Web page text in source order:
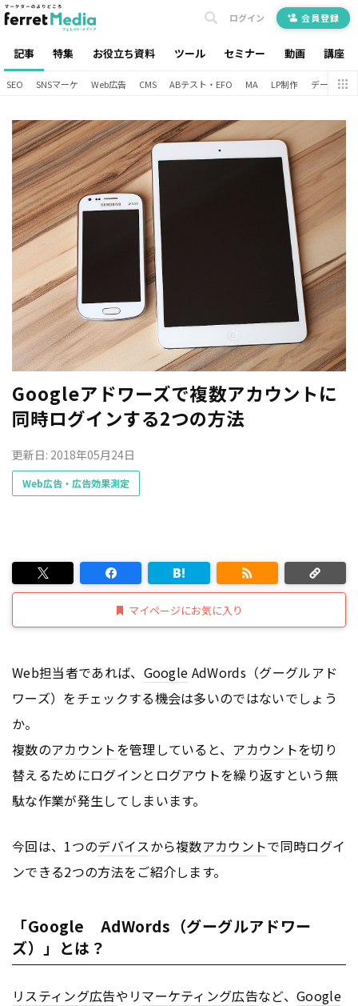
記事 特集 お役立ち資料 ツール セミナー 動画 講座
ログイン 会員登録
SEO SNSマーケ Web広告 CMS ABテスト・EFO MA LP制作 データ分析
Googleアドワーズで複数アカウントに
同時ログインする2つの方法
更新日: 2018年05月24日
Web広告・広告効果測定
マイページにお気に入り
Web担当者であれば、 Google AdWords（グーグルアド
ワーズ）をチェックする機会は多いのではないでしょう
か。
複数のアカウントを管理していると、 アカウントを切り
替えるためにログインとログアウトを繰り返すという無
駄な作業が発生してしまいます。
今回は、1つのデバイスから複数アカウントで同時ログイ
ンできる2つの方法をご紹介します。
「Google AdWords（グーグルアドワー
ズ）」とは？
リスティング広告やリマーケティング広告など、Google